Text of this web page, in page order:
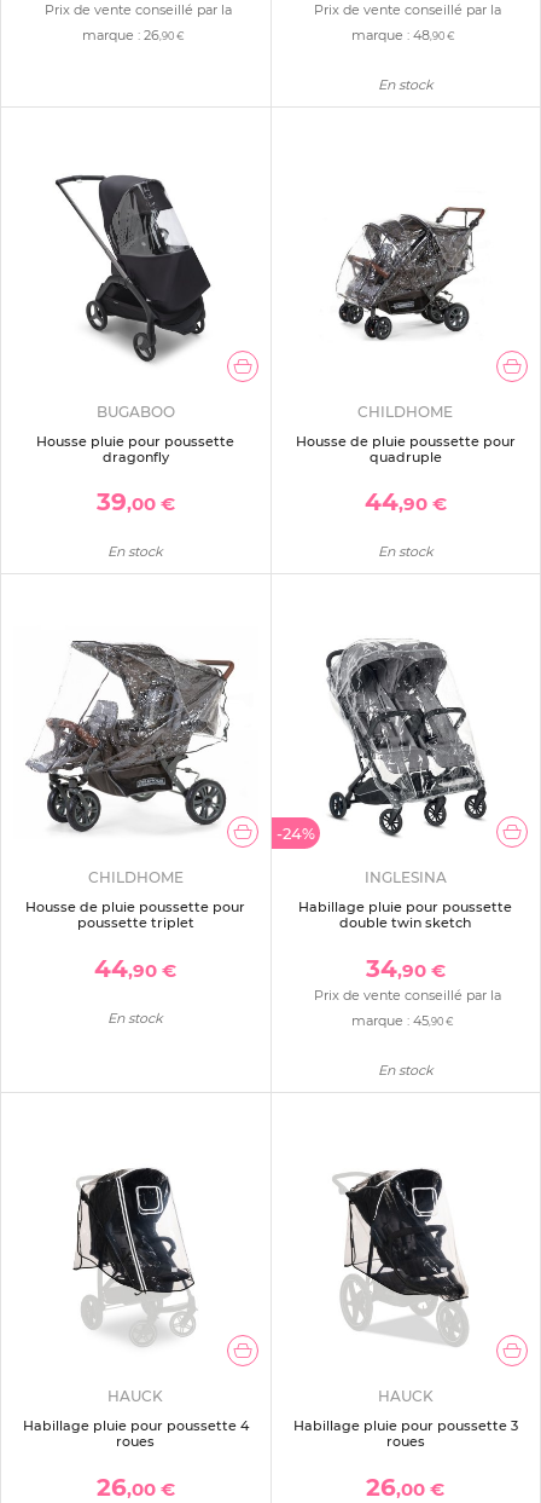
Prix de vente conseillé par la
marque : 26,90 €
Prix de vente conseillé par la
marque : 48,90 €
En stock
BUGABOO
Housse pluie pour poussette
dragonfly
39,00 €
En stock
CHILDHOME
Housse de pluie poussette pour
quadruple
44,90 €
En stock
CHILDHOME
Housse de pluie poussette pour
poussette triplet
44,90 €
En stock
-24%
INGLESINA
Habillage pluie pour poussette
double twin sketch
34,90 €
Prix de vente conseillé par la
marque :45 ,90 €
En stock
HAUCK
Habillage pluie pour poussette 4
roues
26,00 €
HAUCK
Habillage pluie pour poussette 3
roues
26,00 €